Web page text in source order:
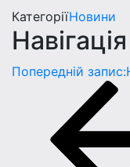
КатегоріїНовини
Попередній запис: